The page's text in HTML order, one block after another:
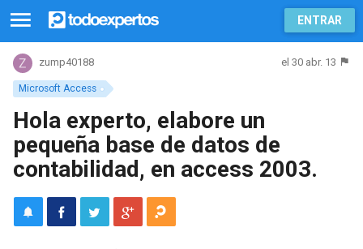
ENTRAR
Microsoft Access
zump40188 el 30 abr. 13
Hola experto, elabore un
pequeña base de datos de
contabilidad, en access 2003.